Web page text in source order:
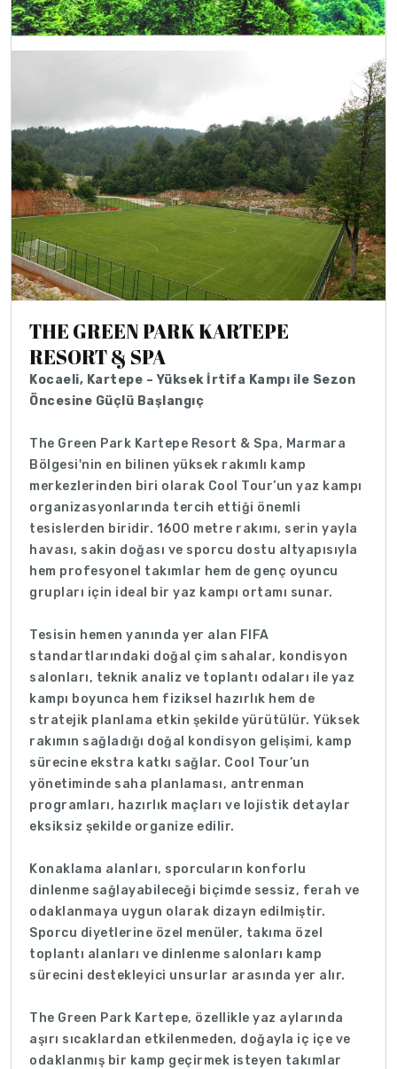
THE GREEN PARK KARTEPE
RESORT & SPA
Kocaeli, Kartepe – Yüksek İrtifa Kampı ile Sezon
Öncesine Güçlü Başlangıç
The Green Park Kartepe Resort & Spa, Marmara
Bölgesi'nin en bilinen yüksek rakımlı kamp
merkezlerinden biri olarak Cool Tour’un yaz kampı
organizasyonlarında tercih ettiği önemli
tesislerden biridir. 1600 metre rakımı, serin yayla
havası, sakin doğası ve sporcu dostu altyapısıyla
hem profesyonel takımlar hem de genç oyuncu
grupları için ideal bir yaz kampı ortamı sunar.
Tesisin hemen yanında yer alan FIFA
standartlarındaki doğal çim sahalar, kondisyon
salonları, teknik analiz ve toplantı odaları ile yaz
kampı boyunca hem fiziksel hazırlık hem de
stratejik planlama etkin şekilde yürütülür. Yüksek
rakımın sağladığı doğal kondisyon gelişimi, kamp
sürecine ekstra katkı sağlar. Cool Tour’un
yönetiminde saha planlaması, antrenman
programları, hazırlık maçları ve lojistik detaylar
eksiksiz şekilde organize edilir.
Konaklama alanları, sporcuların konforlu
dinlenme sağlayabileceği biçimde sessiz, ferah ve
odaklanmaya uygun olarak dizayn edilmiştir.
Sporcu diyetlerine özel menüler, takıma özel
toplantı alanları ve dinlenme salonları kamp
sürecini destekleyici unsurlar arasında yer alır.
The Green Park Kartepe, özellikle yaz aylarında
aşırı sıcaklardan etkilenmeden, doğayla iç içe ve
odaklanmış bir kamp geçirmek isteyen takımlar